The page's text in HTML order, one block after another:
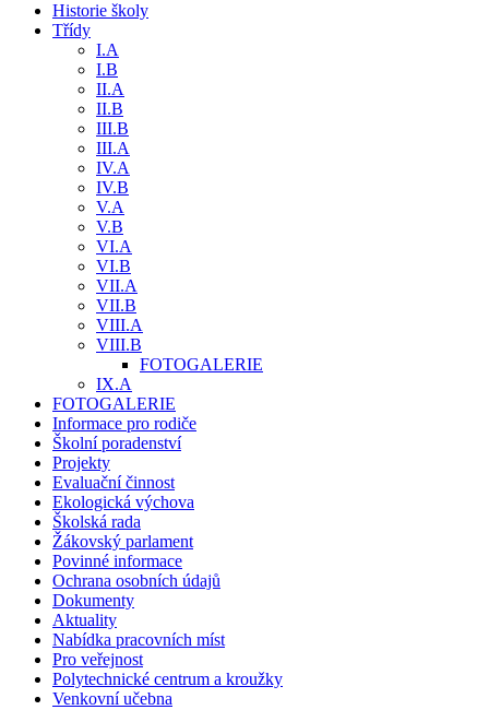
Historie školy
Třídy
I.A
I.B
II.A
II.B
III.B
III.A
IV.A
IV.B
V.A
V.B
VI.A
VI.B
VII.A
VII.B
VIII.A
VIII.B
FOTOGALERIE
IX.A
FOTOGALERIE
Informace pro rodiče
Školní poradenství
Projekty
Evaluační činnost
Ekologická výchova
Školská rada
Žákovský parlament
Povinné informace
Ochrana osobních údajů
Dokumenty
Aktuality
Nabídka pracovních míst
Pro veřejnost
Polytechnické centrum a kroužky
Venkovní učebna